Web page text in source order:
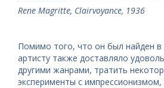
Rene Magritte, Clairvoyance, 1936
Помимо того, что он был найден в
артисту также доставляло
другими жанрами, тратить
эксперименты с импрессионизмом,